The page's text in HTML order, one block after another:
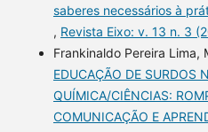
saberes necessários à
, Revista Eixo: v. 13 n. 3
Frankinaldo Pereira Lima,
EDUCAÇÃO DE SURDOS
QUÍMICA/CIÊNCIAS:
COMUNICAÇÃO E